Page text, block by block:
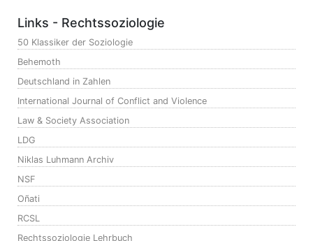
Links - Rechtssoziologie
50 Klassiker der Soziologie
Behemoth
Deutschland in Zahlen
International Journal of Conflict and Violence
Law & Society Association
LDG
Niklas Luhmann Archiv
NSF
Oñati
RCSL
Rechtssoziologie Lehrbuch